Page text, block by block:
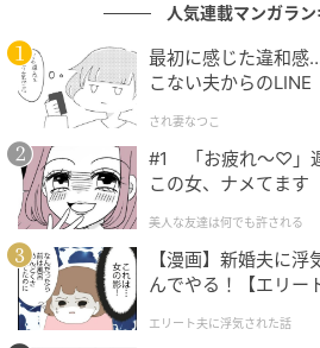
医師による解説：脇の違和
告のことも
脇の下の痛みと脊髄腫瘍の意外
はいけない初期症状や、治療方
ドオピニオンの重要性について
す。
「関連痛」に注意
人気連載マンガラ
最初に感じた違和感
こない夫からのLINE
され妻なつこ
#1 「お疲れ〜♡」
この女、ナメてます
美人な友達は何でも許される
【漫画】新婚夫に
んでやる！【エリー
エリート夫に浮気された話